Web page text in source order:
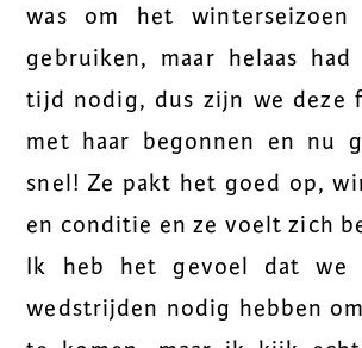
was om het winterseizoen
gebruiken, maar helaas
tijd nodig, dus zijn we deze
met haar begonnen en nu
snel! Ze pakt het goed op,
en conditie en ze voelt zich
Ik heb het gevoel dat we
wedstrijden nodig hebben